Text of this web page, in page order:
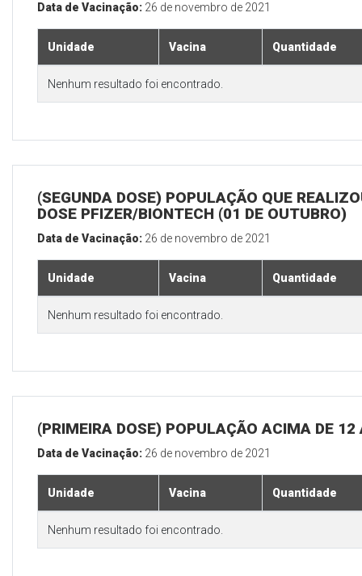
Data de Vacinação: 26 de novembro de 2021
Unidade Vacina Quantidade
Nenhum resultado foi encontrado.
(SEGUNDA DOSE) POPULAÇÃO QUE
DOSE PFIZER/BIONTECH (01 DE OUTUBRO)
Data de Vacinação: 26 de novembro de 2021
Unidade Vacina Quantidade
Nenhum resultado foi encontrado.
(PRIMEIRA DOSE) POPULAÇÃO ACIMA DE 12
Data de Vacinação: 26 de novembro de 2021
Unidade Vacina Quantidade
Nenhum resultado foi encontrado.